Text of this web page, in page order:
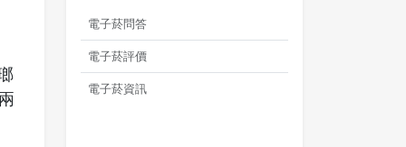
兩
電子菸問答
電子菸評價
電子菸資訊